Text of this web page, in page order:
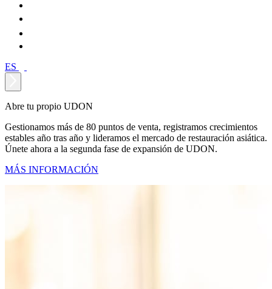
ES
Abre tu propio UDON
Gestionamos más de 80 puntos de venta, registramos crecimientos
estables año tras año y lideramos el mercado de restauración asiática.
Únete ahora a la segunda fase de expansión de UDON.
MÁS INFORMACIÓN